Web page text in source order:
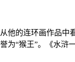
他的连环画作品中
“猴王”。《水浒